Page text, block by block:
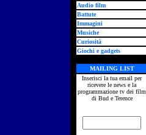
Audio film
Battute
Immagini
Musiche
Curiosità
Giochi e gadgets
MAILING LIST
Inserisci la tua email per
ricevere le news e la
programmazione tv dei film
di Bud e Terence